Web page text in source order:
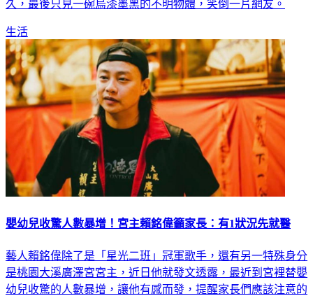
久，最後只見一碗烏漆墨黑的不明物體，笑倒一片網友。
生活
嬰幼兒收驚人數暴增！宮主賴銘偉籲家長：有1狀況先就醫
藝人賴銘偉除了是「星光二班」冠軍歌手，還有另一特殊身分
是桃園大溪廣澤宮宮主，近日他就發文透露，最近到宮裡替嬰
幼兒收驚的人數暴增，讓他有感而發，提醒家長們應該注意的